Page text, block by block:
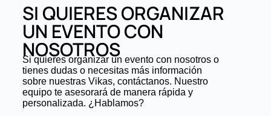
SI QUIERES ORGANIZAR
UN EVENTO CON
NOSOTROS
Si quieres organizar un evento con nosotros o
tienes dudas o necesitas más información
sobre nuestras Vikas, contáctanos. Nuestro
equipo te asesorará de manera rápida y
personalizada. ¿Hablamos?